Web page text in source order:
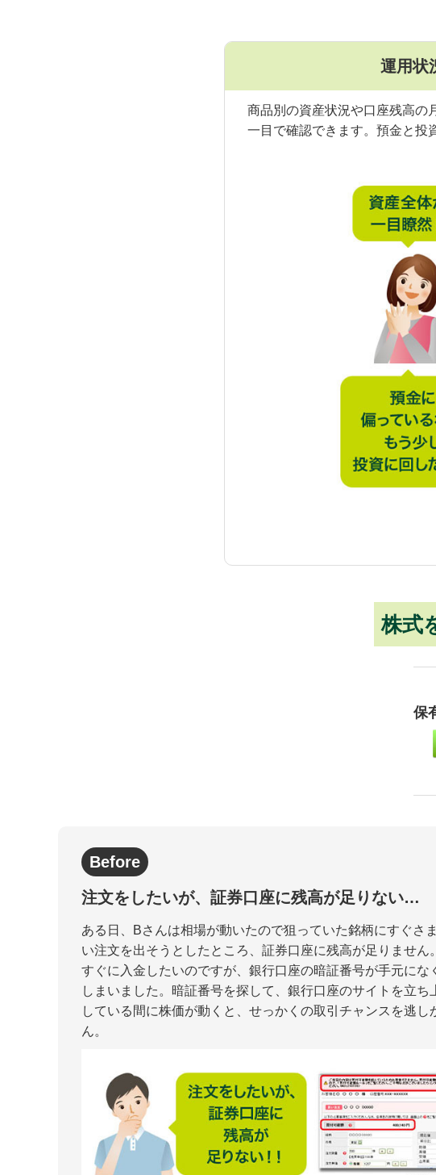
運用状
商品別の資産状況や口座残高の
一目で確認できます。預金と投
株式
保
Before
注文をしたいが、証券口座に残高が足りない…
ある日、Bさんは相場が動いたので狙っていた銘柄にすぐさ
い注文を出そうとしたところ、証券口座に残高が足りません
すぐに入金したいのですが、銀行口座の暗証番号が手元にな
しまいました。暗証番号を探して、銀行口座のサイトを立ち
している間に株価が動くと、せっかくの取引チャンスを逃し
ん。